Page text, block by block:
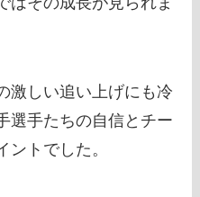
激しい追い上げにも冷
選手たちの自信とチー
ントでした。